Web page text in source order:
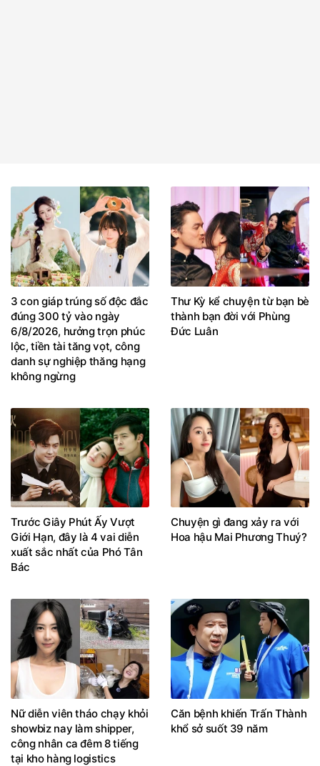
3 con giáp trúng số độc đắc
đúng 300 tỷ vào ngày
6/8/2026, hưởng trọn phúc
lộc, tiền tài tăng vọt, công
danh sự nghiệp thăng hạng
không ngừng
Thư Kỳ kể chuyện từ bạn bè
thành bạn đời với Phùng
Đức Luân
Trước Giây Phút Ấy Vượt
Giới Hạn, đây là 4 vai diễn
xuất sắc nhất của Phó Tân
Bác
Chuyện gì đang xảy ra với
Hoa hậu Mai Phương Thuý?
Nữ diễn viên tháo chạy khỏi
showbiz nay làm shipper,
công nhân ca đêm 8 tiếng
tại kho hàng logistics
Căn bệnh khiến Trấn Thành
khổ sở suốt 39 năm